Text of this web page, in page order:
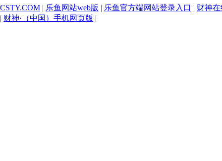
CSTY.COM | 乐鱼网站web版 | 乐鱼官方端网站登录入口 | 财神
| 财神·（中国）手机网页版 |